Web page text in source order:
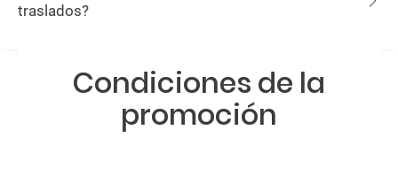
traslados?
Condiciones de la
promoción